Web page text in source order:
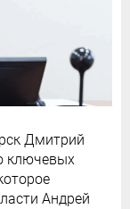
Дмитрий
ключевых
Андрей